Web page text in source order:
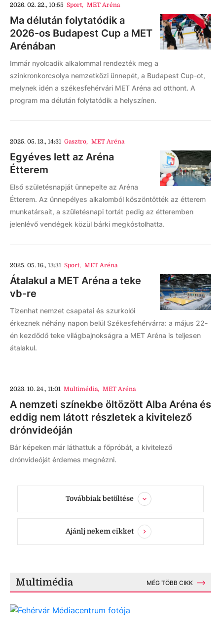
2026. 02. 22., 10:55 Sport, MET Aréna
Ma délután folytatódik a
2026-os Budapest Cup a MET
Arénában
Immár nyolcadik alkalommal rendezték meg a
szinkronkorcsolya nemzetközi ünnepét, a Budapest Cup-ot,
melynek idén a székesfehérvári MET Aréna ad otthont. A
program ma délután folytatódik a helyszínen.
2025. 05. 13., 14:31 Gasztro, MET Aréna
Egyéves lett az Aréna
Étterem
Első születésnapját ünnepelte az Aréna
Étterem. Az ünnepélyes alkalomból köszöntötték az étterem
munkatársait, a születésnapi tortát pedig az étteremben
jelenlévő vendégek közül bárki megkóstolhatta.
2025. 05. 16., 13:31 Sport, MET Aréna
Átalakul a MET Aréna a teke
vb-re
Tizenhat nemzet csapatai és szurkolói
érkeznek néhány napon belül Székesfehérvárra: a május 22-
én kezdődő teke világbajnokságra a MET Aréna is teljesen
átalakul.
2023. 10. 24., 11:01 Multimédia, MET Aréna
A nemzeti színekbe öltözött Alba Aréna és
eddig nem látott részletek a kivitelező
drónvideóján
Bár képeken már láthattuk a főpróbát, a kivitelező
drónvideóját érdemes megnézni.
Továbbiak betöltése
Ajánlj nekem cikket
Multimédia MÉG TÖBB CIKK